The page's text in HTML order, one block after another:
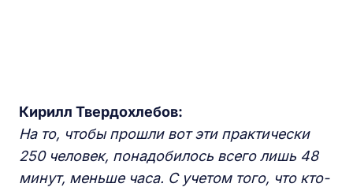
Кирилл Твердохлебов:
На то, чтобы прошли вот эти практически
250 человек, понадобилось всего лишь 48
минут, меньше часа. С учетом того, что кто-